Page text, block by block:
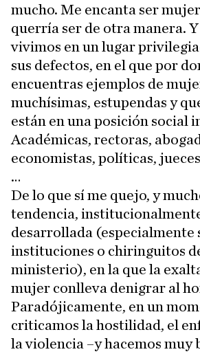
mucho. Me encanta ser
querría ser de otra manera.
vivimos en un lugar
sus defectos, en el que por
encuentras ejemplos de
muchísimas, estupendas y
están en una posición social
Académicas, rectoras,
economistas, políticas,
…
De lo que sí me quejo, y
tendencia,
desarrollada (especialmente
instituciones o chiringuitos
ministerio), en la que la
mujer conlleva denigrar al
Paradójicamente, en un
criticamos la hostilidad, el
la violencia –y hacemos muy